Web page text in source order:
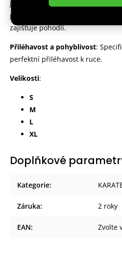
jejich funkční vlastnoti. Zároveň
poskytuje vynikající ochranu
zajišťuje pohodlí.
Přiléhavost a pohyblivost:
perfektní přiléhavost k ruce.
Velikosti:
S
M
L
XL
Doplňkové
Kategorie:
Záruka: 2 roky
EAN: Zvolte